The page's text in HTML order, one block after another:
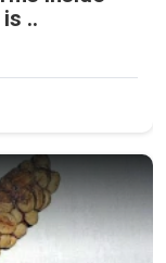
..